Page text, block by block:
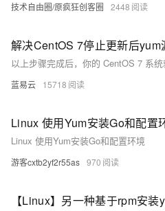
技术自由圈/原疯狂创客圈 2448
解决CentOS 7停止更新后yum
蓝易云 15718
Linux 使用Yum安装Go和配置
Linux 使用Yum安装Go和配置环境
游客cxtb2yf2r55as 970
【Linux】另一种基于rpm安装